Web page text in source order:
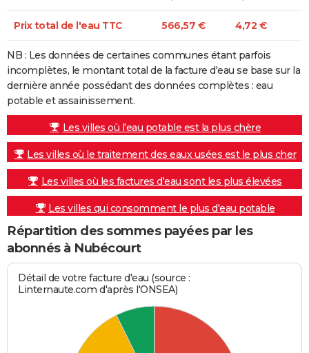
Prix total de l'eau TTC 566,57 € 4,72 €
NB : Les données de certaines communes étant parfois
incomplètes, le montant total de la facture d'eau se base sur la
dernière année possédant des données complètes : eau
potable et assainissement.
Les villes où l'eau potable est la plus chère
Les villes où le traitement des eaux usées est le plus cher
Les villes où les factures d'eau sont les plus élevées
Les villes qui consomment le plus d'eau potable
Répartition des sommes payées par les
abonnés à Nubécourt
Détail de votre facture d'eau (source :
Linternaute.com d'après l'ONSEA)